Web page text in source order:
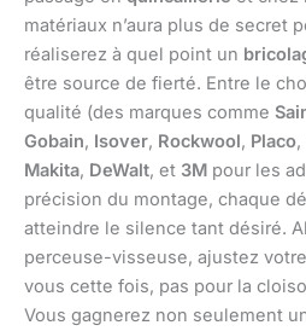
matériaux n’aura plus de secret
réaliserez à quel point un
être source de fierté. Entre le
qualité (des marques comme
Gobain, Isover, Rockwool, Placo,
Makita, DeWalt, et 3M pour les
précision du montage, chaque
atteindre le silence tant désiré.
perceuse-visseuse, ajustez
vous cette fois, pas pour la
Vous gagnerez non seulement